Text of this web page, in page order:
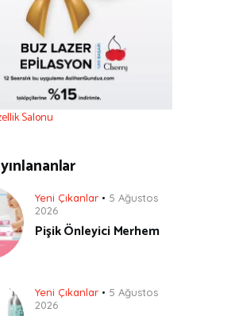
Salonu
Yeni Çıkanlar
5 Ağustos
2026
Pişik Önleyici Merhem
Yeni Çıkanlar
5 Ağustos
2026